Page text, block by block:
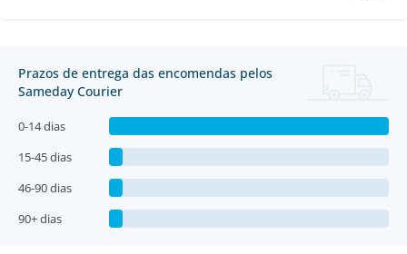
Prazos de entrega das encomendas pelos
Sameday Courier
0-14 dias
15-45 dias
46-90 dias
90+ dias